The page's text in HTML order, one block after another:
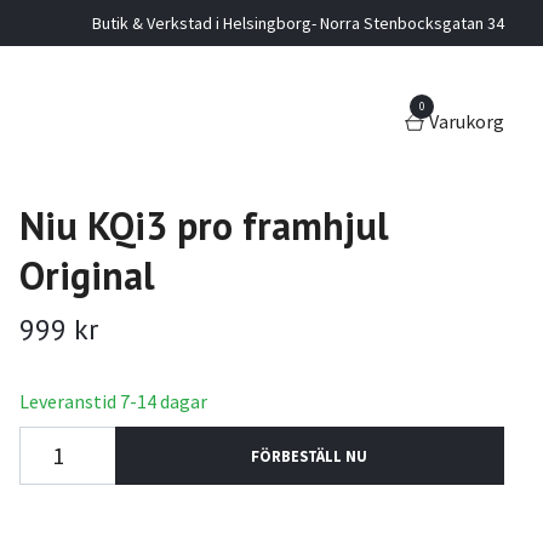
Butik & Verkstad i Helsingborg- Norra Stenbocksgatan 34
0
Varukorg
Niu KQi3 pro framhjul
Original
999 kr
Leveranstid 7-14 dagar
FÖRBESTÄLL NU